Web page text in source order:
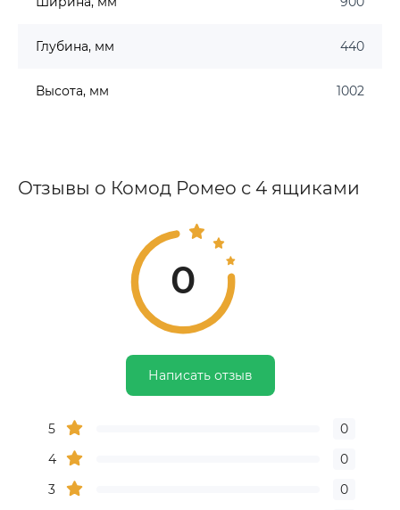
Глубина, мм 440
Высота, мм 1002
Отзывы о Комод Ромео с 4 ящиками
0
Написать отзыв
5
0
4
0
3
0